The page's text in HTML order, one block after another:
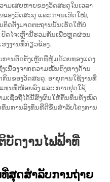
ມເສຍຫາຍຂອງວັດສະດຸໃນເວລາ
ອງວັດສະດຸ ແລະ ການເຮັດໃໝ່,
ຕິດຕັ້ງມາດຕະຖານນັ້ນເຮັດໃຫ້ບໍ່
ປັດໄຈເຫຼົ່ານີ້ຮວມກັນເພື່ອຫຼຸດຜ່ອນ
ງງານທີ່ກ່ຽວຂ້ອງ.
ການຕິດຕັ້ງເຫຼັກທີ່ຫຸ້ມດ້ວຍທອງແດງ
ເນື່ອງຈາກຄວາມໝັ້ນຄົງທາງດ້ານ
ນຂອງວັດສະດຸ. ອາຍຸການໃຊ້ງານທີ່
ທນທີ່ໜ້ອຍລົງ ແລະ ການຢຸດໃຊ້
ມເຊື່ອຖືໄດ້ນີ້ສົ່ງຜົນໃຫ້ຕົ້ນທຶນທັງໝົດ
ທຶນການລົງທຶນທີ່ດີຂຶ້ນສຳລັບໂຄງການ
ດງານໄຟຟ້າທີ່
ສຸດສຳລັບການຖ່າຍ